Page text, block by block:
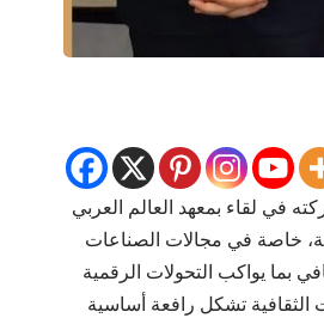
في لقاء بمعهد العالم العربي
خاصة في مجالات الصناعات
بما يواكب التحولات الرقمية
الثقافية تشكل رافعة أساسية